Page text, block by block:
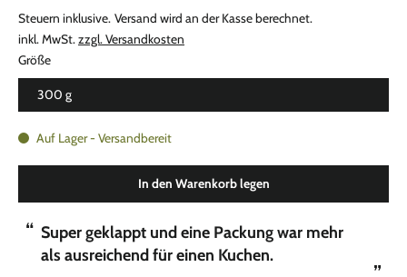
Steuern inklusive. Versand wird an der Kasse berechnet.
inkl. MwSt. zzgl. Versandkosten
Größe
300 g
Auf Lager - Versandbereit
In den Warenkorb legen
“
”
Super geklappt und eine Packung war mehr
als ausreichend für einen Kuchen.